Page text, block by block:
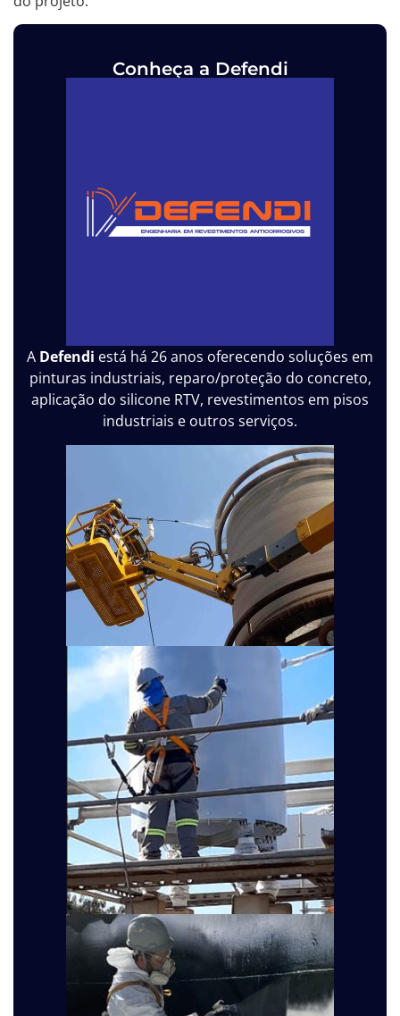
Conheça a Defendi
A Defendi está há 26 anos oferecendo soluções em
pinturas industriais, reparo/proteção do concreto,
aplicação do silicone RTV, revestimentos em pisos
industriais e outros serviços.